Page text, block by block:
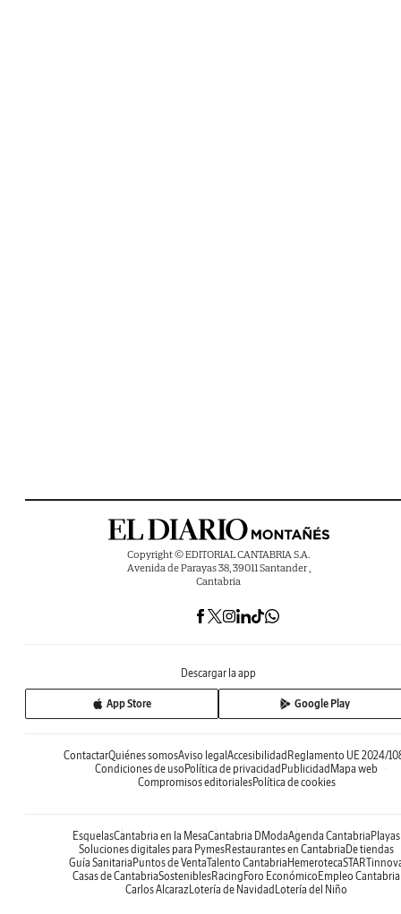
Copyright © EDITORIAL CANTABRIA S.A.
Avenida de Parayas 38, 39011 Santander ,
Cantabria
Descargar la app
App Store Google Play
ContactarQuiénes somosAviso legalAccesibilidadReglamento UE 2024/
Condiciones de usoPolítica de privacidadPublicidadMapa web
Compromisos editorialesPolítica de cookies
EsquelasCantabria en la MesaCantabria DModaAgenda CantabriaPlayas
Soluciones digitales para PymesRestaurantes en CantabriaDe tiendas
Guía SanitariaPuntos de VentaTalento CantabriaHemeroteca
Casas de CantabriaSosteniblesRacingForo EconómicoEmpleo Cantabria
Carlos AlcarazLotería de NavidadLotería del Niño